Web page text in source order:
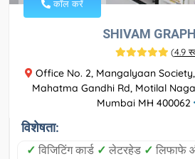
कॉल करें
SHIVAM
(4.9
Office No. 2, Mangalyaan
Mahatma Gandhi Rd, Motilal
Mumbai MH 400062
विशेषता:
✓ विजिटिंग कार्ड ✓ लेटरहेड ✓ लिफाफे